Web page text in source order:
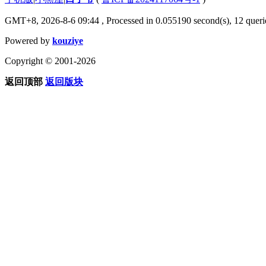
GMT+8, 2026-8-6 09:44 , Processed in 0.055190 second(s), 12
Powered by kouziye
Copyright © 2001-2026
返回顶部 返回版块